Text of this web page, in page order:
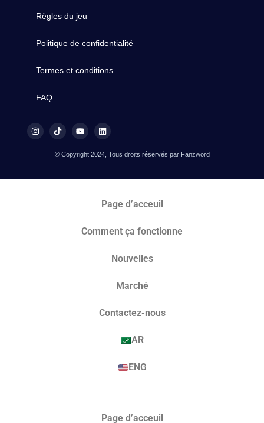
Règles du jeu
Politique de confidentialité
Termes et conditions
FAQ
© Copyright 2024, Tous droits réservés par Fanzword
Page d’acceuil
Comment ça fonctionne
Nouvelles
Marché​
Contactez-nous
AR
ENG
Page d’acceuil